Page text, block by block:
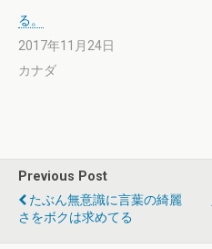
る。
2017年11月24日
カナダ
Previous Post
たぶん無意識に言葉の綺麗
さをボクは求めてる